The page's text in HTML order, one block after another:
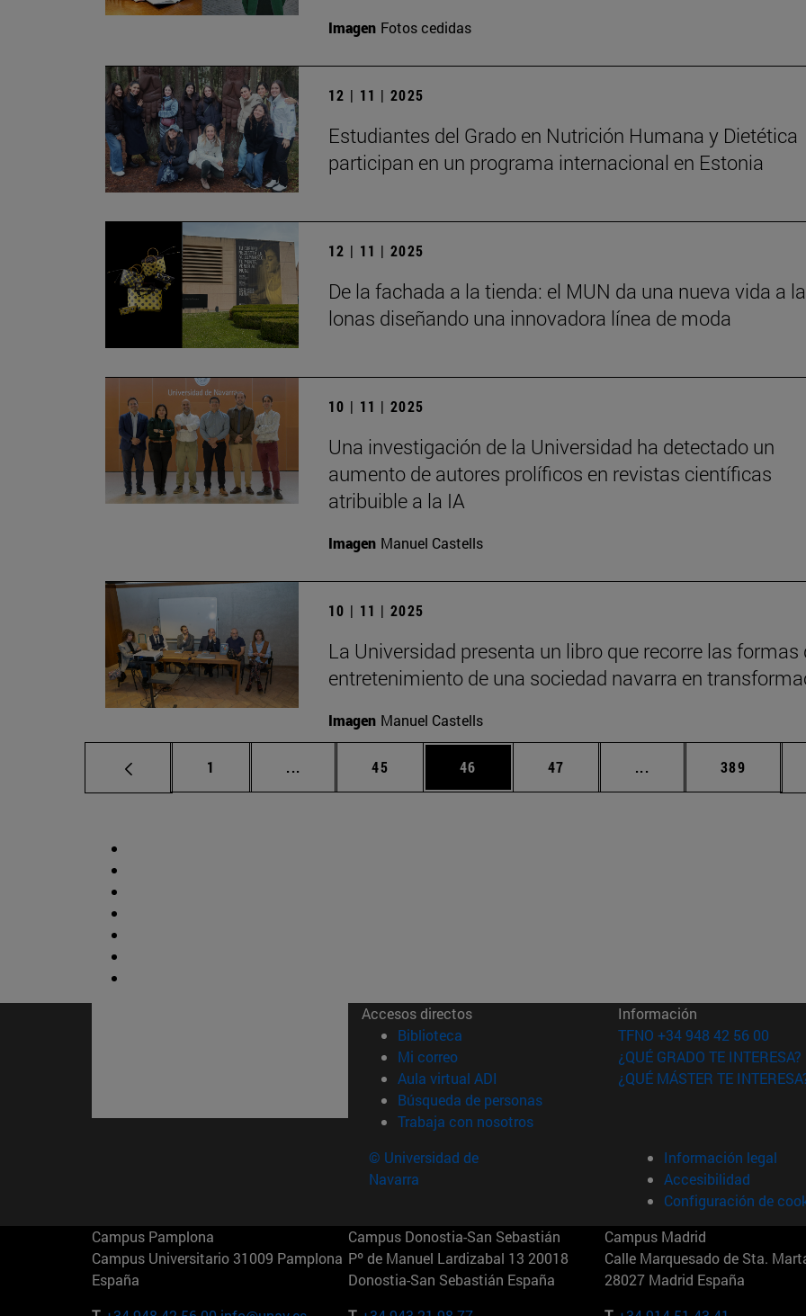
Imagen Fotos cedidas
12 | 11 | 2025
Estudiantes del Grado en Nutrición Humana y Dietética
participan en un programa internacional en Estonia
12 | 11 | 2025
De la fachada a la tienda: el MUN da una nueva vida a
lonas diseñando una innovadora línea de moda
10 | 11 | 2025
Una investigación de la Universidad ha detectado un
aumento de autores prolíficos en revistas científicas
atribuible a la IA
Imagen Manuel Castells
10 | 11 | 2025
La Universidad presenta un libro que recorre las formas
entretenimiento de una sociedad navarra en
Imagen Manuel Castells
Página
1 ... Páginas intermedias Use TAB para desplazarse.
Página
45 Página
46 Página
47 ... Páginas intermedias
Página
389
Accesos directos
Biblioteca (abre en nueva ventana)
Mi correo(abre en nueva ventana)
Aula virtual ADI (abre en nueva ventana)
Búsqueda de personas(abre en nueva ventana)
Trabaja con nosotros(abre en nueva ventana)
Información
TFNO +34 948 42 56 00
¿QUÉ GRADO TE INTERESA?
¿QUÉ MÁSTER TE
© Universidad de
Navarra
Información legal
Accesibilidad
Configuración de
Campus Pamplona
Campus Universitario 31009 Pamplona
España
Campus Donostia-San Sebastián
Pº de Manuel Lardizabal 13 20018
Donostia-San Sebastián España
Campus Madrid
Calle Marquesado de Sta.
28027 Madrid España